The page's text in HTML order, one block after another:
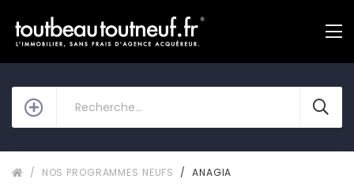
NOS PROGRAMMES NEUFS ANAGIA